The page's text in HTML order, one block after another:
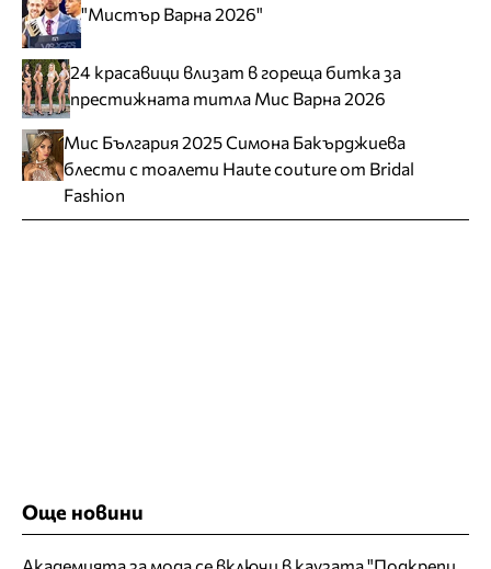
"Мистър Варна 2026"
24 красавици влизат в гореща битка за
престижната титла Мис Варна 2026
Мис България 2025 Симона Бакърджиева
блести с тоалети Haute couture от Bridal
Fashion
Още новини